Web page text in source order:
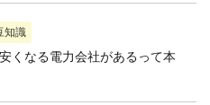
知識
くなる電力会社があるって本